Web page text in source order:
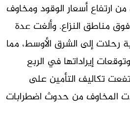
ارتفاع أسعار الوقود ومخاوف
مناطق النزاع. وألغت عدة
رحلات إلى الشرق الأوسط، مما
إيراداتها في الربع
تكاليف التأمين على
المخاوف من حدوث اضطرابات